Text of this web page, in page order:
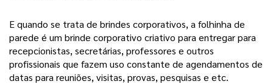
E quando se trata de brindes corporativos, a folhinha de
parede é um brinde corporativo criativo para entregar para
recepcionistas, secretárias, professores e outros
profissionais que fazem uso constante de agendamentos de
datas para reuniões, visitas, provas, pesquisas e etc.